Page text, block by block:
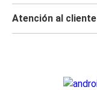
Atención al cliente